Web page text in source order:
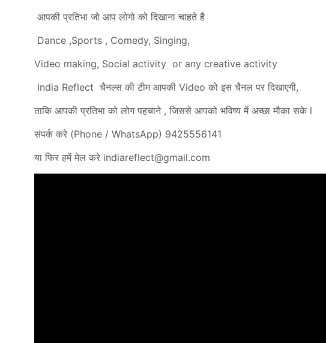
आपकी प्रतिभा जो आप लोगो को दिखाना चाहते है
Dance ,Sports , Comedy, Singing,
Video making, Social activity or any creative activity
India Reflect चैनल्स की टीम आपकी Video को इस चैनल पर दिखाएगी,
ताकि आपकी प्रतिभा को लोग पहचाने , जिससे आपको भविष्य में अच्छा मौका सके l
संपर्क करे (Phone / WhatsApp) 9425556141
या फिर हमें मेल करे indiareflect@gmail.com